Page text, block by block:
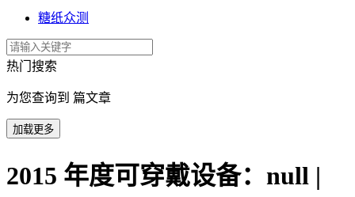
糖纸众测
热门搜索
为您查询到 篇文章
加载更多
2015 年度可穿戴设备：null |